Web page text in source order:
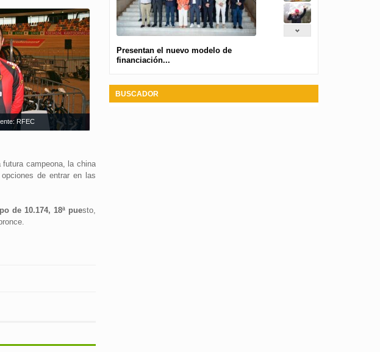
RFEC
campeona, la china
de entrar en las
de 10.174, 18ª puesto,
Presentan el nuevo modelo de
financiación...
BUSCADOR